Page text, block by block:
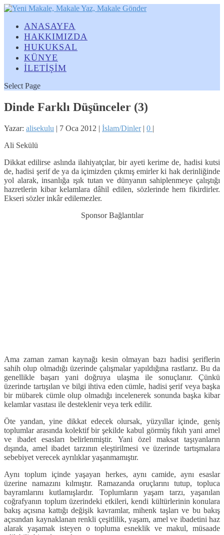
ANASAYFA
HAKKIMIZDA
HUKUKSAL
KÜNYE
İLETİŞİM
Select Page
Dinde Farklı Düşünceler (3)
Yazar: alisekulu | 7 Oca 2012 | İslam/Dinler| 0 |
Ali Sekülü
Dikkat edilirse aslında ilahiyatçılar, bir ayeti kerime de, hadisi kutsi
de, hadisi şerif de ya da içimizden çıkmış emirler ki hak derinliğinde
yol alarak, insanlığa ışık tutan ve dünyanın sahiplenmeye çalıştığı
hazretlerin kibar kelamlara dâhil edilen, sözlerinde hem fikirdirler.
Ekseri sözler inkâr edilemezler.
Sponsor Bağlantılar
Ama zaman zaman kaynağı kesin olmayan bazı hadisi şeriflerin
sahih olup olmadığı üzerinde çalışmalar yapıldığına rastlarız. Bu da
genellikle başarı yani doğruya ulaşma ile sonuçlanır. Çünkü
üzerinde tartışılan ve bilgi ihtiva eden cümle, hadisi şerif veya başka
bir mübarek cümle olup olmadığı incelenerek sonunda başka kibar
kelamlar vasıtası ile desteklenir veya terk edilir.
Öte yandan, yine dikkat edecek olursak, yüzyıllar içinde, geniş
toplumlar arasında kolektif bir şekilde kabul görmüş fıkıh yani amel
ve ibadet esasları belirlenmiştir. Yani özel maksat taşıyanların
dışında, amel ibadet tarzının eleştirilmesi ve üzerinde tartışmalara
sebebiyet verecek ayrılıklar yaşanmamıştır.
Aynı toplum içinde yaşayan herkes, aynı camide, aynı esaslar
üzerine namazını kılmıştır. Ramazanda oruçlarını tutup, topluca
bayramlarını kutlamışlardır. Toplumların yaşam tarzı, yaşanılan
coğrafyanın toplum üzerindeki etkileri, kendi kültürlerinin konulara
bakış açısına kattığı değişik kavramlar, mihenk taşları ve bu bakış
açısından kaynaklanan renkli çeşitlilik, yaşam, amel ve ibadetini haz
alarak yaşamak isteyen o topluma esneklik ve makul, müsaade